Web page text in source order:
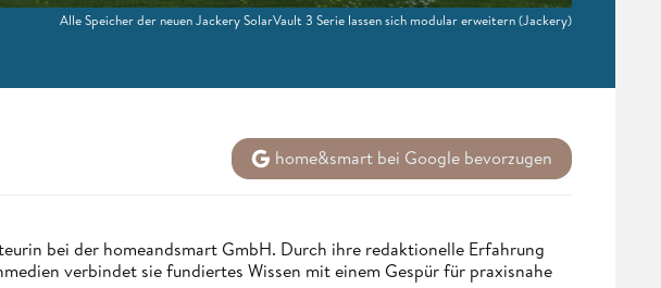
Alle Speicher der neuen Jackery SolarVault 3 Serie lassen sich modular erweitern(Jackery)
home&smart bei Google bevorzugen
bei der homeandsmart GmbH. Durch ihre redaktionelle Erfahrung
verbindet sie fundiertes Wissen mit einem Gespür für praxisnahe